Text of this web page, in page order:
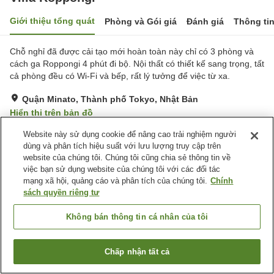
Giới thiệu tổng quát Phòng và Gói giá Đánh giá Thông
Chỗ nghỉ đã được cải tạo mới hoàn toàn này chỉ có 3 phòng và
cách ga Roppongi 4 phút đi bộ. Nội thất có thiết kế sang trọng, tất
cả phòng đều có Wi-Fi và bếp, rất lý tưởng để việc từ xa.
Quận Minato, Thành phố Tokyo, Nhật Bản
Hiển thị trên bản đồ
Xuất sắc Đánh giá:2lượt
Trang chủ Nhật Bản Thành phố Tokyo
Quận Minato
Villa Roppongi
Tìm phòng trống
Website này sử dụng cookie để nâng cao trải nghiệm người
dùng và phân tích hiệu suất với lưu lượng truy cập trên
website của chúng tôi. Chúng tôi cũng chia sẻ thông tin về
việc bạn sử dụng website của chúng tôi với các đối tác
mạng xã hội, quảng cáo và phân tích của chúng tôi. Chính
sách quyền riêng tư
Không bán thông tin cá nhân của tôi
Chấp nhận tất cả